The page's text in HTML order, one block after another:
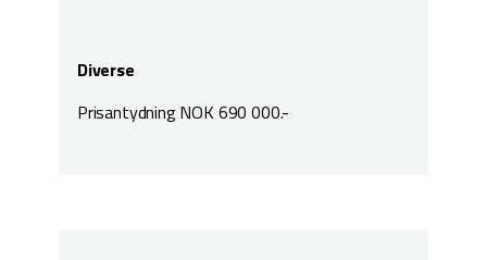
Diverse
Prisantydning NOK 690 000.-